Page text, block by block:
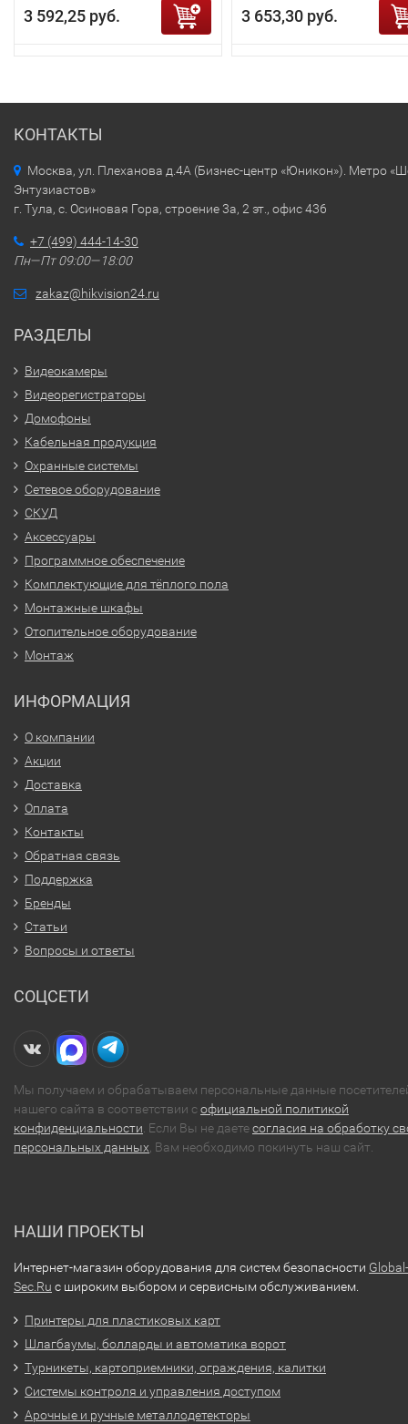
3 592,25 руб. 3 653,30 руб.
КОНТАКТЫ
Москва, ул. Плеханова д.4А (Бизнес-центр «Юникон»). Метро
Энтузиастов»
г. Тула, с. Осиновая Гора, строение 3а, 2 эт., офис 436
+7 (499) 444-14-30
Пн—Пт 09:00—18:00
zakaz@hikvision24.ru
РАЗДЕЛЫ
Видеокамеры
Видеорегистраторы
Домофоны
Кабельная продукция
Охранные системы
Сетевое оборудование
СКУД
Аксессуары
Программное обеспечение
Комплектующие для тёплого пола
Монтажные шкафы
Отопительное оборудование
Монтаж
ИНФОРМАЦИЯ
О компании
Акции
Доставка
Оплата
Контакты
Обратная связь
Поддержка
Бренды
Статьи
Вопросы и ответы
СОЦСЕТИ
Мы получаем и обрабатываем персональные данные
нашего сайта в соответствии софициальной политикой
конфиденциальности . Если Вы не даетесогласия на обработку
персональных данных , Вам необходимо покинуть наш сайт.
НАШИ ПРОЕКТЫ
Интернет-магазин оборудования для систем безопасности Global-
Sec.Ru с широким выбором и сервисным обслуживанием.
Принтеры для пластиковых карт
Шлагбаумы, болларды и автоматика ворот
Турникеты, картоприемники, ограждения, калитки
Системы контроля и управления доступом
Арочные и ручные металлодетекторы